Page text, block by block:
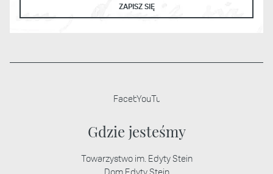
ZAPISZ SIĘ
Stopka stronyFacebook
YouTube
Gdzie jesteśmy
Towarzystwo im. Edyty Stein